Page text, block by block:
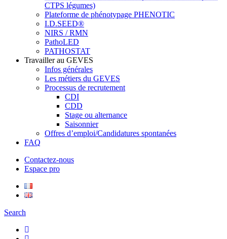
CTPS légumes)
Plateforme de phénotypage PHENOTIC
I.D.SEED®
NIRS / RMN
PathoLED
PATHOSTAT
Travailler au GEVES
Infos générales
Les métiers du GEVES
Processus de recrutement
CDI
CDD
Stage ou alternance
Saisonnier
Offres d’emploi/Candidatures spontanées
FAQ
Contactez-nous
Espace pro
Search